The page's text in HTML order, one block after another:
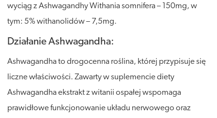
wyciąg z Ashwagandhy Withania somnifera – 150mg, w
tym: 5% withanolidów – 7,5mg.
Działanie Ashwagandha:
Ashwagandha to drogocenna roślina, której przypisuje się
liczne właściwości. Zawarty w suplemencie diety
Ashwagandha ekstrakt z witanii ospałej wspomaga
prawidłowe funkcjonowanie układu nerwowego oraz